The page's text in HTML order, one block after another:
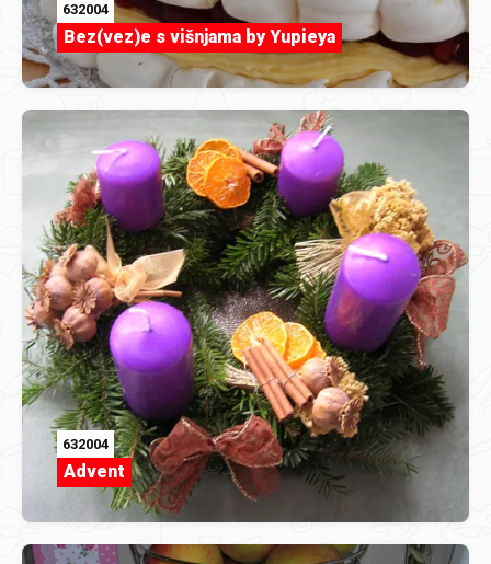
632004
Bez(vez)e s višnjama by Yupieya
632004
Advent